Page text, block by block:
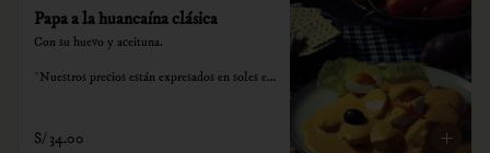
Papa a la huancaína clásica
Con su huevo y aceituna.
*Nuestros precios están expresados en soles e
S/ 34.00